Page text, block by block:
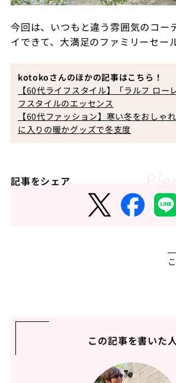
今回は、 いつもと違う雰囲気のコー
イできて、大満足のファミリーセー
kotokoさんのほかの記事はこちら！
【60代ライフスタイル】「ラルフ ロー
フスタイルのエッセンス
【60代ファッション】寒い冬をおしゃ
に入りの暖かグッズで冬支度
記事をシェア
この記事を書いた